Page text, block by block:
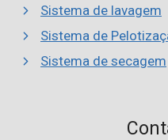
Sistema de lavagem
Sistema de
Sistema de secagem